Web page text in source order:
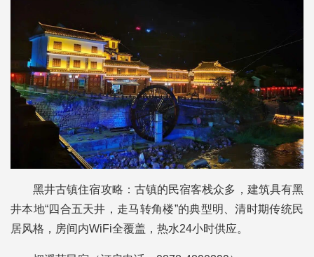
黑井古镇住宿攻略：古镇的民宿客栈众多，建筑具有黑
井本地“四合五天井，走马转角楼”的典型明、清时期传统民
居风格，房间内WiFi全覆盖，热水24小时供应。